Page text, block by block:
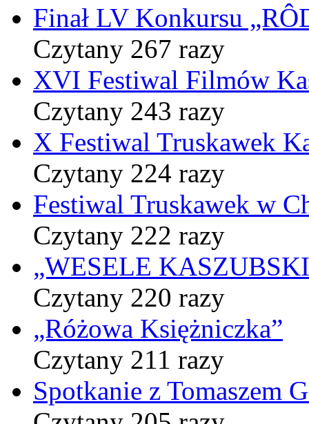
Finał LV Konkursu
Czytany 267 razy
XVI Festiwal Filmów
Czytany 243 razy
X Festiwal Truskawek
Czytany 224 razy
Festiwal Truskawek w
Czytany 222 razy
„WESELE
Czytany 220 razy
„Różowa Księżniczka”
Czytany 211 razy
Spotkanie z Tomaszem